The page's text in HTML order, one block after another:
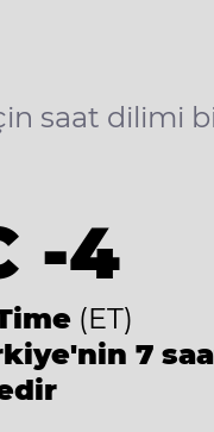
saat dilimi
-4
(ET)
7